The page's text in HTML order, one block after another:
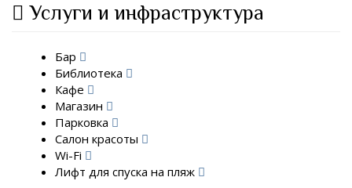
Услуги и инфраструктура
Бар
Библиотека
Кафе
Магазин
Парковка
Салон красоты
Wi-Fi
Лифт для спуска на пляж